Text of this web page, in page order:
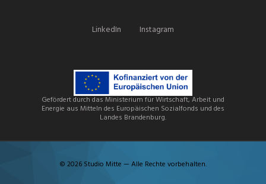
LinkedIn Instagram
Gefördert durch das Ministerium für Wirtschaft, Arbeit und
Energie aus Mitteln des Europäischen Sozialfonds und des
Landes Brandenburg.
© 2026 Studio Mitte — Alle Rechte vorbehalten.